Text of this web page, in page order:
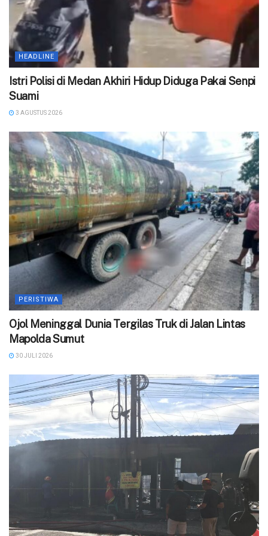
HEADLINE
‎Istri Polisi di Medan Akhiri Hidup Diduga Pakai Senpi
Suami
3 AGUSTUS 2026
PERISTIWA
Ojol Meninggal Dunia Tergilas Truk di Jalan Lintas
Mapolda Sumut
30 JULI 2026